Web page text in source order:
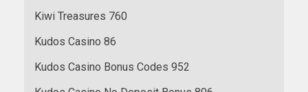
Kiwi Treasures 760
Kudos Casino 86
Kudos Casino Bonus Codes 952